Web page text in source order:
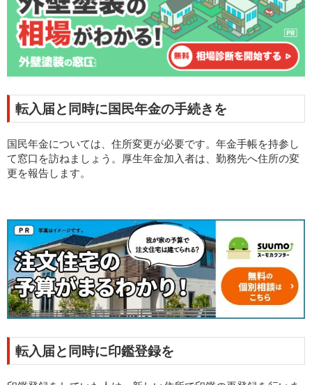
転入届と同時に国民年金の手続きを
国民年金については、住所変更が必要です。年金手帳を持参し
て窓口を訪ねましょう。厚生年金加入者は、勤務先へ住所の変
更を報告します。
転入届と同時に印鑑登録を